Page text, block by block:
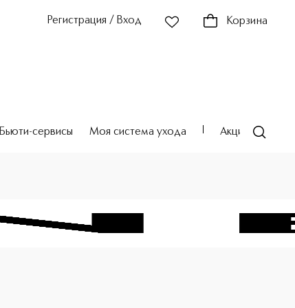
Регистрация / Вход Корзина
Бьюти-сервисы Моя система ухода Акции